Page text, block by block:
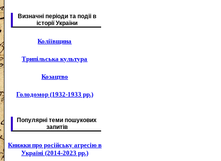
Визначні періоди та подіі в
історії України
Коліївщина
Трипільська культура
Козацтво
Голодомор (1932-1933 рр.)
Популярні теми пошукових
запитів
Книжки про російську агресію в
Україні (2014-2023 рр.)